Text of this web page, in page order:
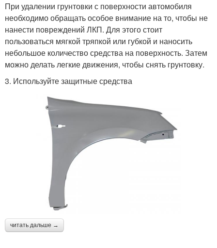
При удалении грунтовки с поверхности автомобиля
необходимо обращать особое внимание на то, чтобы не
нанести повреждений ЛКП. Для этого стоит
пользоваться мягкой тряпкой или губкой и наносить
небольшое количество средства на поверхность. Затем
можно делать легкие движения, чтобы снять грунтовку.
3. Используйте защитные средства
читать дальше →